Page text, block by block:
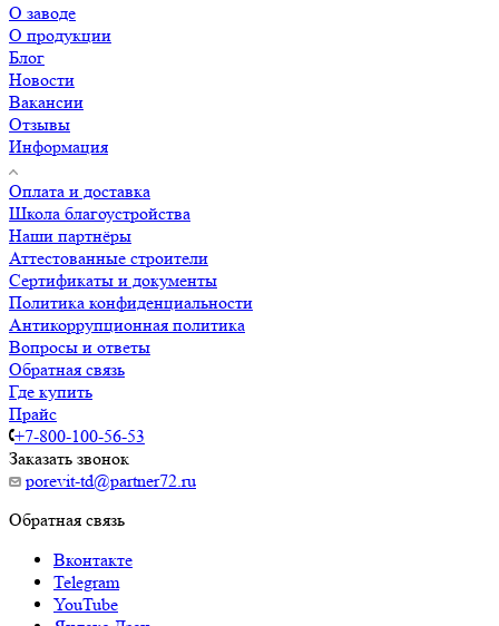
О заводе
О продукции
Блог
Новости
Вакансии
Отзывы
Информация
Оплата и доставка
Школа благоустройства
Наши партнёры
Аттестованные строители
Сертификаты и документы
Политика конфиденциальности
Антикоррупционная политика
Вопросы и ответы
Обратная связь
Где купить
Прайс
+7-800-100-56-53
Заказать звонок
porevit-td@partner72.ru
Обратная связь
Вконтакте
Telegram
YouTube